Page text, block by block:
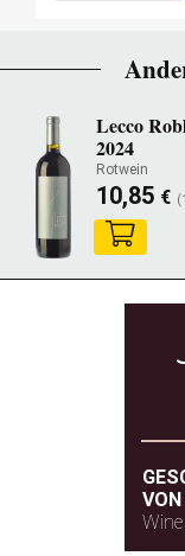
Lecco
2024
Rotwein
10,85 €
VON